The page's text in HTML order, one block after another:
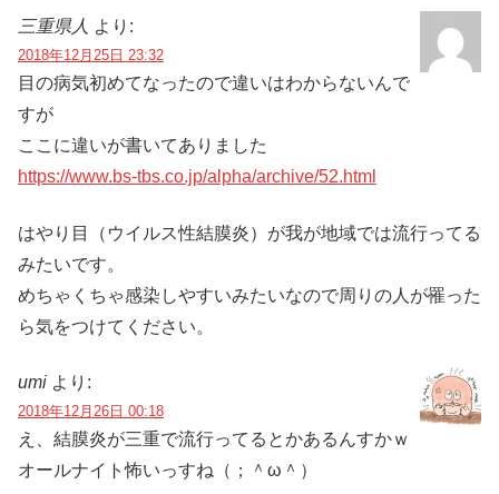
三重県人 より:
2018年12月25日 23:32
目の病気初めてなったので違いはわからないんで
すが
ここに違いが書いてありました
https://www.bs-tbs.co.jp/alpha/archive/52.html
はやり目（ウイルス性結膜炎）が我が地域では流行ってる
みたいです。
めちゃくちゃ感染しやすいみたいなので周りの人が罹った
ら気をつけてください。
umi より:
2018年12月26日 00:18
え、結膜炎が三重で流行ってるとかあるんすかｗ
オールナイト怖いっすね（；＾ω＾）